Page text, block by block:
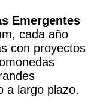
Emergentes
cada año
con proyectos
a largo plazo.